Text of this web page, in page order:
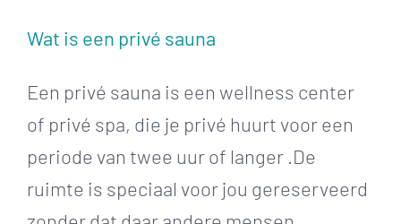
Wat is een privé sauna
Een privé sauna is een wellness center
of privé spa, die je privé huurt voor een
periode van twee uur of langer .De
ruimte is speciaal voor jou gereserveerd